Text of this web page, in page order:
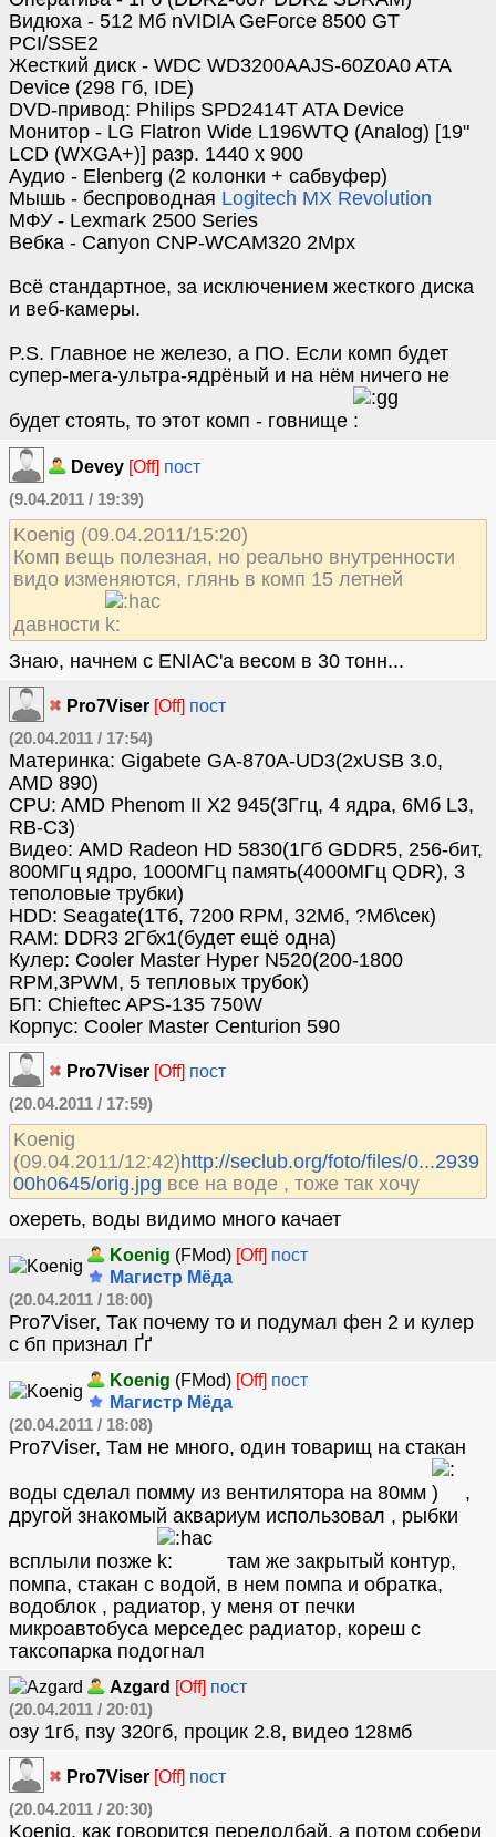
Видюха - 512 Мб nVIDIA GeForce 8500 GT
PCI/SSE2
Жесткий диск - WDC WD3200AAJS-60Z0A0 ATA
Device (298 Гб, IDE)
DVD-привод: Philips SPD2414T ATA Device
Монитор - LG Flatron Wide L196WTQ (Analog) [19"
LCD (WXGA+)] разр. 1440 x 900
Аудио - Elenberg (2 колонки + сабвуфер)
Мышь - беспроводная Logitech MX Revolution
МФУ - Lexmark 2500 Series
Вебка - Canyon CNP-WCAM320 2Mpx
Всё стандартное, за исключением жесткого диска
и веб-камеры.
P.S. Главное не железо, а ПО. Если комп будет
супер-мега-ультра-ядрёный и на нём ничего не
будет стоять, то этот комп - говнище
Devey [Off] пост
(9.04.2011 / 19:39)
Koenig (09.04.2011/15:20)
Комп вещь полезная, но реально внутренности
видо изменяются, глянь в комп 15 летней
давности
Знаю, начнем с ENIAC'а весом в 30 тонн...
Pro7Viser [Off] пост
(20.04.2011 / 17:54)
Материнка: Gigabete GA-870A-UD3(2xUSB 3.0,
AMD 890)
CPU: AMD Phenom II X2 945(3Ггц, 4 ядра, 6Мб L3,
RB-C3)
Видео: AMD Radeon HD 5830(1Гб GDDR5, 256-бит,
800МГц ядро, 1000МГц память(4000МГц QDR), 3
теполовые трубки)
HDD: Seagate(1Тб, 7200 RPM, 32Мб, ?Мб\сек)
RAM: DDR3 2Гбх1(будет ещё одна)
Кулер: Cooler Master Hyper N520(200-1800
RPM,3PWM, 5 тепловых трубок)
БП: Chieftec APS-135 750W
Корпус: Cooler Master Centurion 590
Pro7Viser [Off] пост
(20.04.2011 / 17:59)
Koenig
(09.04.2011/12:42)http://seclub.org/foto/files/0...2939
00h0645/orig.jpg все на воде , тоже так хочу
охереть, воды видимо много качает
Koenig (FMod) [Off] пост
Магистр Мёда
(20.04.2011 / 18:00)
Pro7Viser, Так почему то и подумал фен 2 и кулер
с бп признал Ґґ
Koenig (FMod) [Off] пост
Магистр Мёда
(20.04.2011 / 18:08)
Pro7Viser, Там не много, один товарищ на стакан
воды сделал помму из вентилятора на 80мм
,
другой знакомый аквариум использовал , рыбки
всплыли позже
там же закрытый контур,
помпа, стакан с водой, в нем помпа и обратка,
водоблок , радиатор, у меня от печки
микроавтобуса мерседес радиатор, кореш с
таксопарка подогнал
Azgard [Off] пост
(20.04.2011 / 20:01)
озу 1гб, пзу 320гб, процик 2.8, видео 128мб
Pro7Viser [Off] пост
(20.04.2011 / 20:30)
Koenig, как говорится передолбай, а потом собери